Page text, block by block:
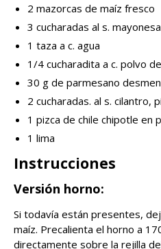
2 mazorcas de maíz fresco
3 cucharadas al s. mayonesa
1 taza a c. agua
1/4 cucharadita a c. polvo
30 g de parmesano
2 cucharadas. al s. cilantro,
1 pizca de chile chipotle en
1 lima
Instrucciones
Versión horno:
Si todavía están presentes,
maíz. Precalienta el horno a
directamente sobre la rejilla